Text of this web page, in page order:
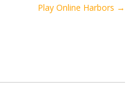
Play Online Harbors →